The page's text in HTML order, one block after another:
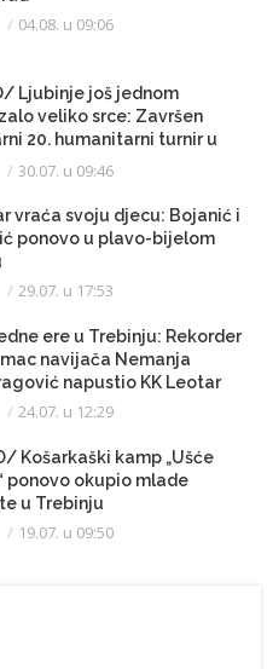
04.08. u 09:06
Ljubinje još jednom
veliko srce: Završen
20. humanitarni turnir u
fudbalu
30.07. u 09:46
vraća svoju djecu: Bojanić i
ponovo u plavo-bijelom
29.07. u 17:53
ere u Trebinju: Rekorder
navijača Nemanja
napustio KK Leotar
24.07. u 12:29
Košarkaški kamp „Ušće
ponovo okupio mlade
u Trebinju
19.07. u 09:50